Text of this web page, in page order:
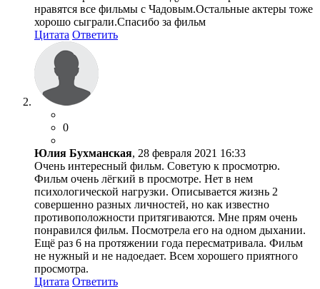
нравятся все фильмы с Чадовым.Остальные актеры тоже
хорошо сыграли.Спасибо за фильм
Цитата Ответить
0
Юлия Бухманская, 28 февраля 2021 16:33
Очень интересный фильм. Советую к просмотрю.
Фильм очень лёгкий в просмотре. Нет в нем
психологической нагрузки. Описывается жизнь 2
совершенно разных личностей, но как известно
противоположности притягиваются. Мне прям очень
понравился фильм. Посмотрела его на одном дыхании.
Ещё раз 6 на протяжении года пересматривала. Фильм
не нужный и не надоедает. Всем хорошего приятного
просмотра.
Цитата Ответить